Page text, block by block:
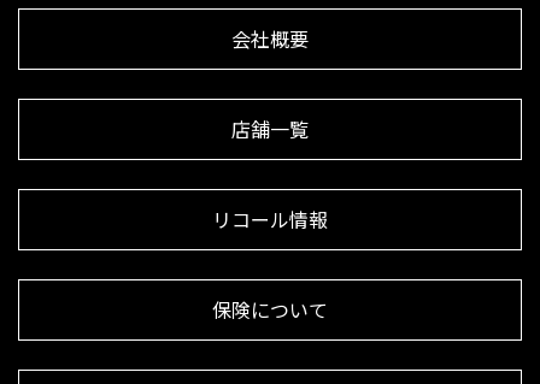
会社概要
店舗一覧
リコール情報
保険について